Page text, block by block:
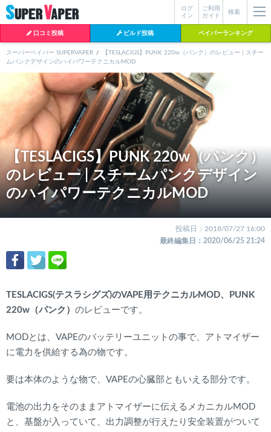
検索
ご利用
ガイド
ログ
イン
口コミ投稿 ビルド投稿 ベイパーランキング
よく検索されているワード
BI-SO（ビソー） mtl rda
MTL RDA
クラプトン
18650
melo istick 2026 2025
MENTHOL(タバコメンソール)
スーパーベイパー SUPERVAPER
【TESLACIGS】PUNK 220w（パンク）のレビュー | スチー
ムパンクデザインのハイパワーテクニカルMOD
【TESLACIGS】PUNK 220w（パンク）
のレビュー | スチームパンクデザイン
のハイパワーテクニカルMOD
投稿日：2018/07/27 16:00
最終編集日： 2020/06/25 21:24
TESLACIGS(テスラシグズ)のVAPE用テクニカルMOD、PUNK
220w（パンク） のレビューです。
MODとは、VAPEのバッテリーユニットの事で、アトマイザー
に電力を供給する為の物です。
要は本体のような物で、VAPEの心臓部ともいえる部分です。
電池の出力をそのままアトマイザーに伝えるメカニカルMOD
と、基盤が入っていて、出力調整が行えたり安全装置がついて
各条件を指定したら、下の検索ボタンを押してください。お探しの商品が
見つからない場合データベースに該当の商品がまだ登録されていない可能
性があります。スーパーベイパー運営に お問い合わせ
いただければ、速や
かに登録対応させていただきます。
現在の絞り込み条件をすべてクリア